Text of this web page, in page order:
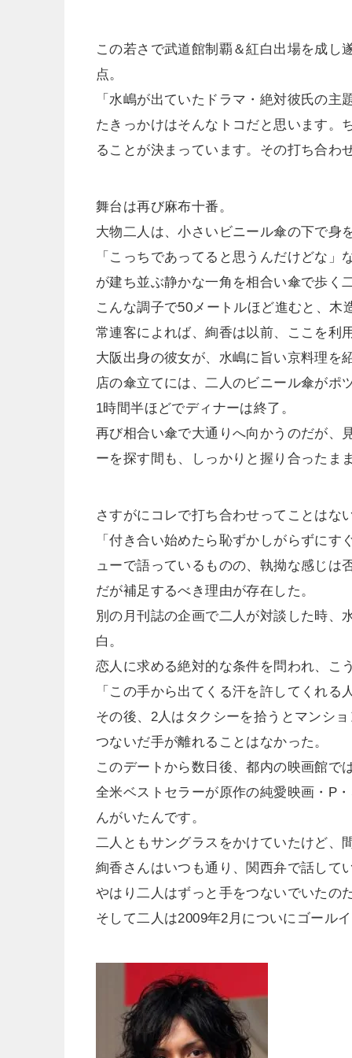
この若さで武道館制覇＆紅白出場を成し
点。
「水嶋が出ていたドラマ・絶対彼氏の
たきっかけはそんなトコだと思います。
ることが決まっています。その打ち合わ
舞台は再び麻布十番。
大物二人は、小さいビニール傘の下で身
「こっちであってると思うんだけどな
が建ち並ぶ静かな一角を相合い傘で歩く
こんな調子で50メートルほど進むと、
常連客によれば、絢香は以前、ここを利
大阪出身の彼女が、水嶋に旨い京料理を
店の傘立てには、二人のビニール傘がポ
1時間半ほどでディナーは終了。
再び相合い傘で大通りへ向かうのだが、
ーを探す間も、しっかりと握り合ったま
さすがにコレで打ち合わせってことはな
「付き合い始めたら恥ずかしがらずに
ューで語っているものの、執拗な感じは
だが補足するべき理由が存在した。
別の月刊誌の企画で二人が対談した時、
白。
恋人に求める絶対的な条件を問われ、こ
「この手から出てくる汗を許してくれ
その後、2人はタクシーを拾うとマンシ
つないだ手が離れることはなかった。
このデートから数日後、都内の映画館で
全米ベストセラーが原作の純愛映画・P
んがいたんです。
二人ともサングラスをかけていたけど、
絢香さんはいつも通り、関西弁で話して
やはり二人はずっと手をつないでいたの
そして二人は2009年2月についにゴール